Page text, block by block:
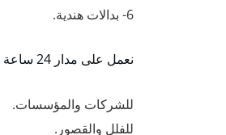
6- بدالات هندية.
نعمل على مدار 24 ساعة لطوال أيام الأسبوع ونغطي كافة مناطق الكويت بخبرة عريقة في أنظمة البدلات وتوفيرها:
للشركات والمؤسسات.
للفلل والقصور.